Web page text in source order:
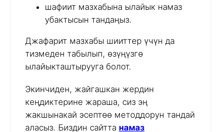
шафиит мазхабына ылайык намаз
убактысын тандаңыз.
Джафарит мазхабы шииттер үчүн да
тизмеден табылып, өзүңүзгө
ылайыкташтырууга болот.
Экинчиден, жайгашкан жердин
кеңдиктерине жараша, сиз эң
жакшынакай эсептөө методдорун тандай
аласыз. Биздин сайтта намаз